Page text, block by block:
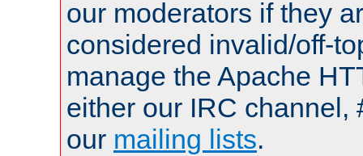
our moderators if they
considered invalid/off-
manage the Apache
either our IRC channel,
our mailing lists.